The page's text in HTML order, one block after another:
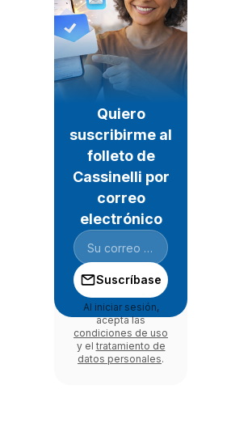
Quiero
suscribirme al
folleto de
Cassinelli por
correo
electrónico
Suscríbase
Al iniciar sesión,
acepta las
condiciones de uso
y el tratamiento de
datos personales.